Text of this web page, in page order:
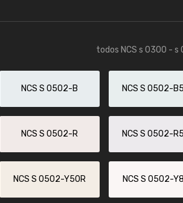
todos NCS s 0300 - s
NCS S 0502-B NCS S 0502-
NCS S 0502-R NCS S 0502-
NCS S 0502-Y50R NCS S 0502-